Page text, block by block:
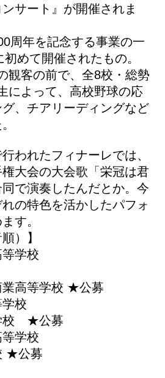
ンサート』が開催されま
周年を記念する事業の一
めて開催されたもの。
観客の前で、全8校・総勢
によって、高校野球の応
、チアリーディングなど
われたフィナーレでは、
大会の大会歌「栄冠は君
で演奏したんだとか。今
の特色を活かしたパフォ
す。
）】
等学校
業高等学校 ★公募
学校
校 ★公募
等学校
★公募